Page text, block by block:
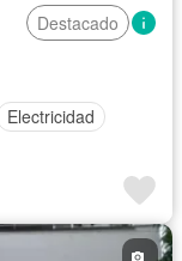
Destacado
Electricidad